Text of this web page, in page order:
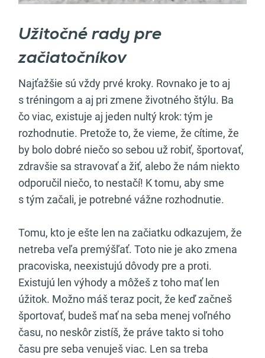
Užitočné rady pre
začiatočníkov
Najťažšie sú vždy prvé kroky. Rovnako je to aj
s tréningom a aj pri zmene životného štýlu. Ba
čo viac, existuje aj jeden nultý krok: tým je
rozhodnutie. Pretože to, že vieme, že cítime, že
by bolo dobré niečo so sebou už robiť, športovať,
zdravšie sa stravovať a žiť, alebo že nám niekto
odporučil niečo, to nestačí! K tomu, aby sme
s tým začali, je potrebné vážne rozhodnutie.
Tomu, kto je ešte len na začiatku odkazujem, že
netreba veľa premýšľať. Toto nie je ako zmena
pracoviska, neexistujú dôvody pre a proti.
Existujú len výhody a môžeš z toho mať len
úžitok. Možno máš teraz pocit, že keď začneš
športovať, budeš mať na seba menej voľného
času, no neskôr zistíš, že práve takto si toho
času pre seba venuješ viac. Len sa treba